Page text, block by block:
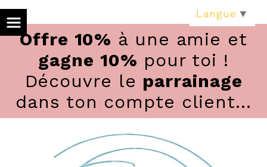
Offre 10% à une amie et
gagne 10% pour toi !
Découvre le parrainage
dans ton compte client...
Langue ▼